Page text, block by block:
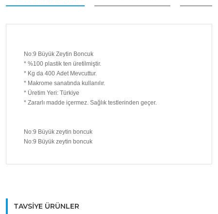
No:9 Büyük Zeytin Boncuk
* %100 plastik ten üretilmiştir.
* Kg da 400 Adet Mevcuttur.
* Makrome sanatında kullanılır.
* Üretim Yeri: Türkiye
* Zararlı madde içermez. Sağlık testlerinden geçer.
No:9 Büyük zeytin boncuk
No:9 Büyük zeytin boncuk
TAVSİYE ÜRÜNLER